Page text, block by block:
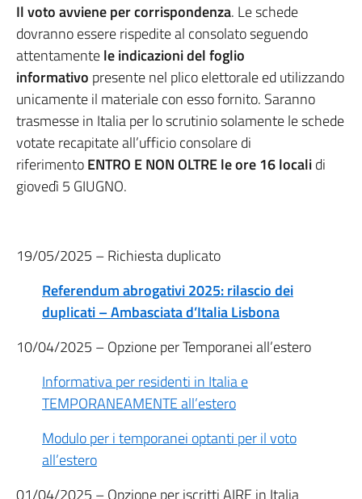
Il voto avviene per corrispondenza. Le schede
dovranno essere rispedite al consolato seguendo
attentamentele indicazioni del foglio
informativo presente nel plico elettorale ed utilizzando
unicamente il materiale con esso fornito. Saranno
trasmesse in Italia per lo scrutinio solamente le schede
votate recapitate all’ufficio consolare di
riferimentoENTRO E NON OLTRE le ore 16 localidi
giovedì 5 GIUGNO.
19/05/2025 – Richiesta duplicato
Referendum abrogativi 2025: rilascio dei
duplicati – Ambasciata d’Italia Lisbona
10/04/2025 – Opzione per Temporanei all’estero
Informativa per residenti in Italia e
TEMPORANEAMENTE all’estero
Modulo per i temporanei optanti per il voto
all’estero